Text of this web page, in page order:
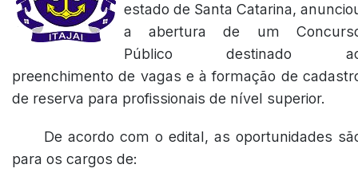
estado de Santa Catarina,
a abertura de um
Público destinado
preenchimento de vagas e à formação de
de reserva para profissionais de nível superior.
De acordo com o edital, as oportunidades
para os cargos de: